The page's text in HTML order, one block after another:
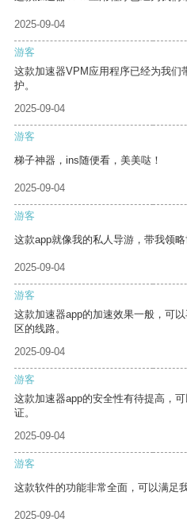
2025-09-04
游客
这款加速器VPM应用程序已经为我们
护。
2025-09-04
游客
梯子神器，ins随便看，美美哒！
2025-09-04
游客
这款app就像我的私人导游，带我领略
2025-09-04
游客
这款加速器app的加速效果一般，可
区的线路。
2025-09-04
游客
这款加速器app的安全性有待提高，
证。
2025-09-04
游客
这款软件的功能非常全面，可以满足
2025-09-04